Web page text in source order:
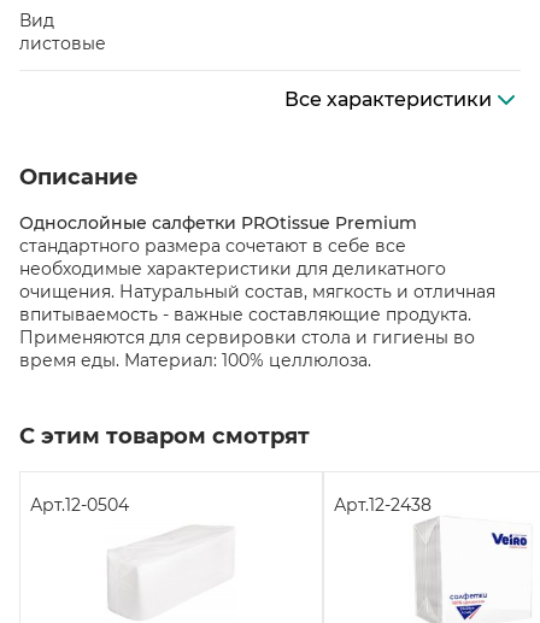
Вид
листовые
Все характеристики
Описание
Однослойные салфетки PROtissue Premium
cтандартного размера сочетают в себе все
необходимые характеристики для деликатного
очищения. Натуральный состав, мягкость и отличная
впитываемость - важные составляющие продукта.
Применяются для сервировки стола и гигиены во
время еды. Материал: 100% целлюлоза.
С этим товаром смотрят
Арт.12-0504 Арт.12-2438